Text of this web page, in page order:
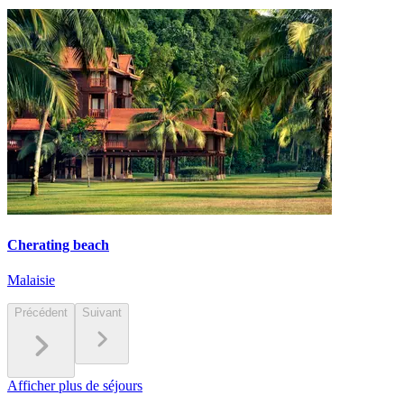
Cherating beach
Malaisie
Précédent Suivant
Afficher plus de séjours